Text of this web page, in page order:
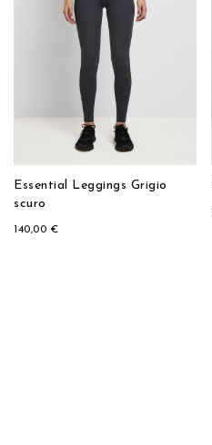
Essential Leggings Grigio
scuro
140,00 €